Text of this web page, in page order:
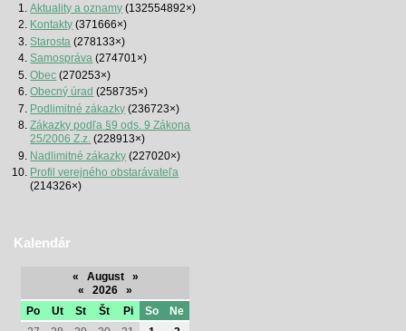
Aktuality a oznamy (132554892×)
Kontakty (371666×)
Starosta (278133×)
Samospráva (274701×)
Obec (270253×)
Obecný úrad (258735×)
Podlimitné zákazky (236723×)
Zákazky podľa §9 ods. 9 Zákona
25/2006 Z.z. (228913×)
Nadlimitné zákazky (227020×)
Profil verejného obstarávateľa
(214326×)
Kalendár
« August
»
«
2026
»
Po
Ut St Št Pi So
Ne